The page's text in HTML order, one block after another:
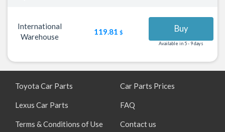
International
Warehouse
119.81 $ Buy
Available in 5 - 9 days
Toyota Car Parts
Lexus Car Parts
Terms & Conditions of Use
Car Parts Prices
FAQ
Contact us